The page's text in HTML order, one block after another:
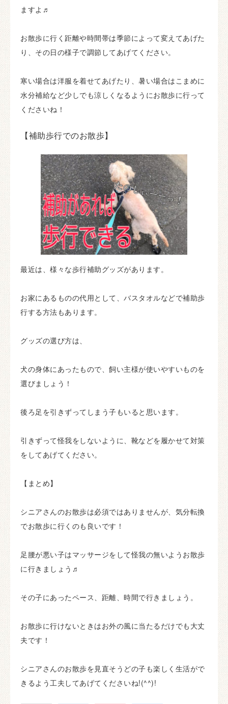
ますよ♬
お散歩に行く距離や時間帯は季節によって変えてあげた
り、その日の様子で調節してあげてください。
寒い場合は洋服を着せてあげたり、暑い場合はこまめに
水分補給など少しでも涼しくなるようにお散歩に行って
くださいね！
【補助歩行でのお散歩】
最近は、様々な歩行補助グッズがあります。
お家にあるものの代用として、バスタオルなどで補助歩
行する方法もあります。
グッズの選び方は、
犬の身体にあったもので、飼い主様が使いやすいものを
選びましょう！
後ろ足を引きずってしまう子もいると思います。
引きずって怪我をしないように、靴などを履かせて対策
をしてあげてください。
【まとめ】
シニアさんのお散歩は必須ではありませんが、気分転換
でお散歩に行くのも良いです！
足腰が悪い子はマッサージをして怪我の無いようお散歩
に行きましょう♬
その子にあったペース、距離、時間で行きましょう。
お散歩に行けないときはお外の風に当たるだけでも大丈
夫です！
シニアさんのお散歩を見直そうどの子も楽しく生活がで
きるよう工夫してあげてくださいね!(^^)!